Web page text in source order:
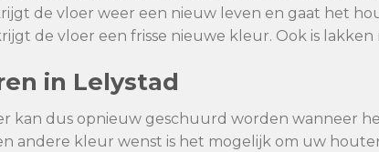
de vloer weer een nieuw leven en gaat het
de vloer een frisse nieuwe kleur. Ook is
in Lelystad
kan dus opnieuw geschuurd worden wanneer
andere kleur wenst is het mogelijk om uw